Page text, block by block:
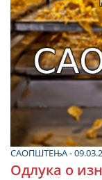
САОПШТЕЊА -
Одлука о